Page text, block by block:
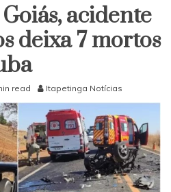
acidente
deixa 7 mortos
read Itapetinga Notícias